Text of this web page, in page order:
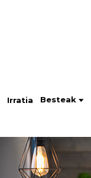
Irratia Besteak